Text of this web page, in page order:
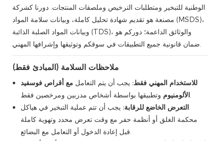
الوطنية للتبخير ومتطلبات الترخيص وملصقات المنتجات. دورنا كشركة
مصنعة هو تقديم شهادة تحليل كاملة، وبيانات سلامة المواد (MSDS)،
وبيانات المواد الصلبة الذائبة (TDS)، والوثائق الداعمة؛ دوركم هو
ضمان قانونية جميع التطبيقات في سوقكم وتوثيقها وإشرافها المهني.
ملاحظات السلامة (المبادئ فقط)
للاستخدام المهني فقط: يجب أن يتم التعامل مع أقراص فوسفيد
الألومنيوموتطبيقها بواسطة أشخاص مدربين ومرخصين فقط.
التعرض الخاضع للرقابة: يجب أن تتم عملية التبخير في هياكل
محكمة الغلق أو أنظمة حفر مع وقت تعرض محدد وتهوية كاملة
قبل إعادة الدخول أو التعامل مع البضائع.